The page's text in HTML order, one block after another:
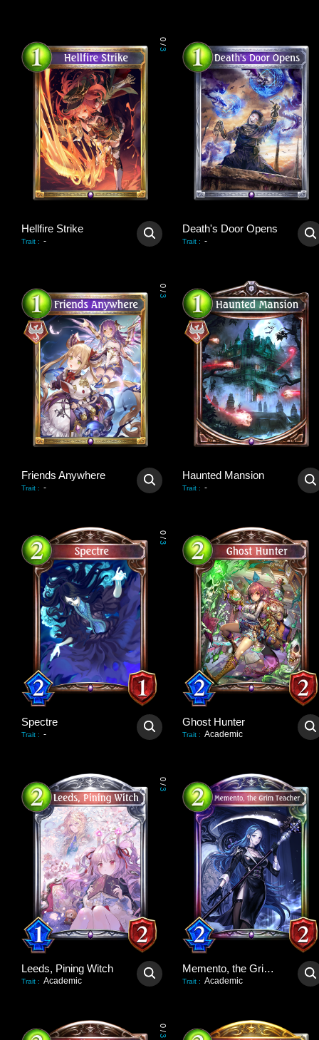
0
/
3
Hellfire Strike
Trait : -
Death's Door Opens
Trait : -
0
/
3
Friends Anywhere
Trait : -
Haunted Mansion
Trait : -
0
/
3
Spectre
Trait : -
Ghost Hunter
Trait : Academic
0
/
3
Leeds, Pining Witch
Trait : Academic
Memento, the Grim Teacher
Trait : Academic
0
/
3